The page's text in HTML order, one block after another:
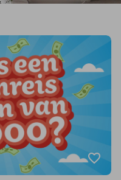
favorite_border